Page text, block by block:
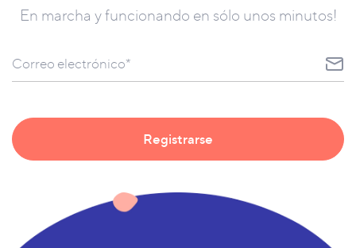
En marcha y funcionando en sólo unos minutos!